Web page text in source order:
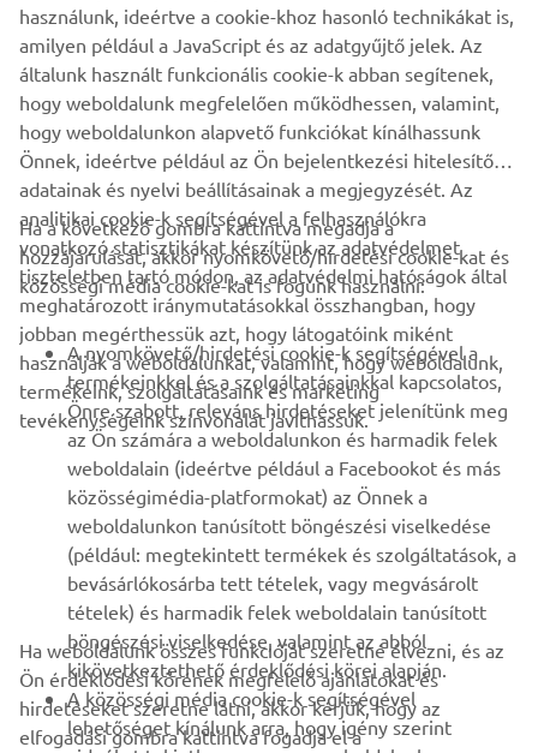
DISCOVER THE YZ450F
VÁLLALATI
B2B
TÖBB YAMAHA
TÁMOGATÁS
HÍRLEVÉL
Legyél az elsők között, aki a legújabb ajánlatokról, különleges
eseményekről, újdonságokról stb. értesül.
használunk, ideértve a cookie-khoz hasonló technikákat is,
amilyen például a JavaScript és az adatgyűjtő jelek. Az
általunk használt funkcionális cookie-k abban segítenek,
hogy weboldalunk megfelelően működhessen, valamint,
hogy weboldalunkon alapvető funkciókat kínálhassunk
Önnek, ideértve például az Ön bejelentkezési hitelesítő
adatainak és nyelvi beállításainak a megjegyzését. Az
analitikai cookie-k segítségével a felhasználókra
vonatkozó statisztikákat készítünk az adatvédelmet
tiszteletben tartó módon, az adatvédelmi hatóságok által
meghatározott iránymutatásokkal összhangban, hogy
jobban megérthessük azt, hogy látogatóink miként
használják a weboldalunkat, valamint, hogy weboldalunk,
termékeink, szolgáltatásaink és marketing
tevékenységeink színvonalát javíthassuk.
Ha a következő gombra kattintva megadja a
hozzájárulását, akkor nyomkövető/hirdetési cookie-kat és
közösségi média cookie-kat is fogunk használni:
A nyomkövető/hirdetési cookie-k segítségével a
termékeinkkel és a szolgáltatásainkkal kapcsolatos,
Önre szabott, releváns hirdetéseket jelenítünk meg
az Ön számára a weboldalunkon és harmadik felek
weboldalain (ideértve például a Facebookot és más
közösségimédia-platformokat) az Önnek a
weboldalunkon tanúsított böngészési viselkedése
(például: megtekintett termékek és szolgáltatások, a
bevásárlókosárba tett tételek, vagy megvásárolt
tételek) és harmadik felek weboldalain tanúsított
böngészési viselkedése, valamint az abból
kikövetkeztethető érdeklődési körei alapján.
A közösségi média cookie-k segítségével
lehetőséget kínálunk arra, hogy igény szerint
Ha weboldalunk összes funkcióját szeretné élvezni, és az
Ön érdeklődési körének megfelelő ajánlatokat és
hirdetéseket szeretne látni, akkor kérjük, hogy az
elfogadási gombra kattintva fogadja el a